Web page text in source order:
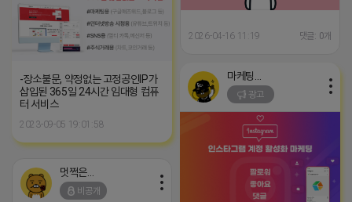
2026-04-16 11:19 댓글: 0개
-장소불문, 약정없는 고정공인IP가
삽입된 365일 24시간 임대형 컴퓨
터 서비스
2023-09-05 19:01:58
광고
멋쩍은 튜브
비공개